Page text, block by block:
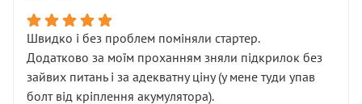
Швидко і без проблем поміняли стартер.
Додатково за моїм проханням зняли підкрилок без
зайвих питань і за адекватну ціну (у мене туди упав
болт від кріплення акумулятора).